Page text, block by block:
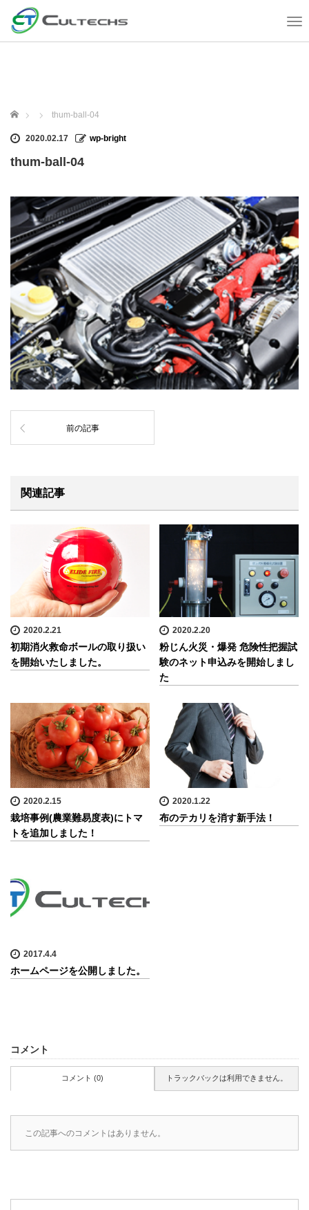
T
o
ホーム thum-ball-04
2020.02.17 wp-bright
thum-ball-04
前の記事
関連記事
2020.2.21
初期消火救命ボールの取り扱い
を開始いたしました。
2020.2.20
粉じん火災・爆発 危険性把握試
験のネット申込みを開始しまし
た
2020.2.15
栽培事例(農業難易度表)にトマ
トを追加しました！
2020.1.22
布のテカリを消す新手法！
2017.4.4
ホームページを公開しました。
コメント
コメント (0) トラックバックは利用できません。
この記事へのコメントはありません。